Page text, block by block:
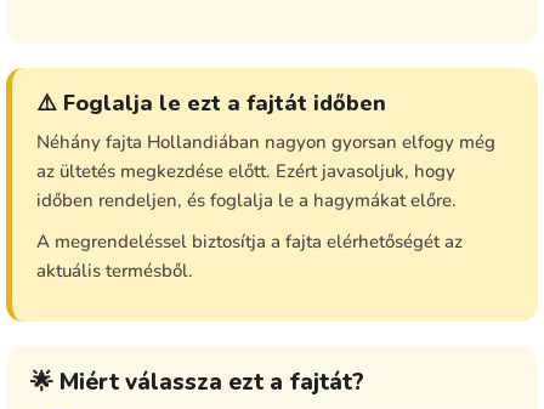
⚠️ Foglalja le ezt a fajtát időben
Néhány fajta Hollandiában nagyon gyorsan elfogy még
az ültetés megkezdése előtt. Ezért javasoljuk, hogy
időben rendeljen, és foglalja le a hagymákat előre.
A megrendeléssel biztosítja a fajta elérhetőségét az
aktuális termésből.
🌟 Miért válassza ezt a fajtát?